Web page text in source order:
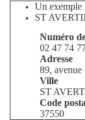
Un exemple
ST
Numéro
02 47 74
Adresse
89, avenue
Ville
ST
Code
37550